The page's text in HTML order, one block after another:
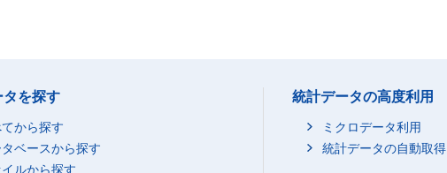
タを探す
から探す
ベースから探す
ルから探す
統計データの高度利用
ミクロデータ利用
統計データの自動取得